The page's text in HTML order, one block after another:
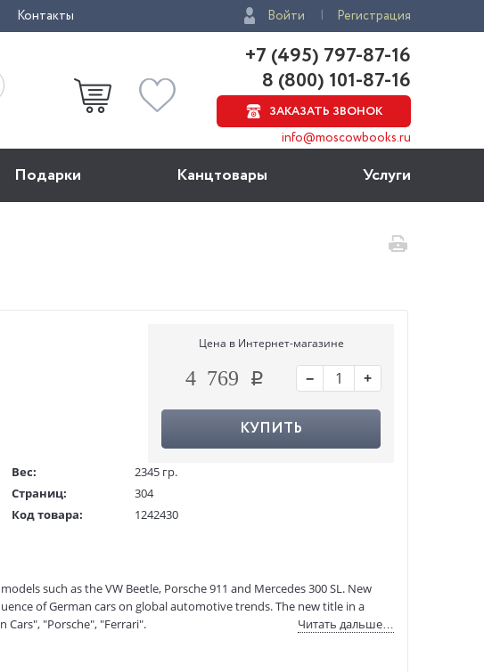
Контакты Войти Регистрация
+7 (495) 797-87-16
8 (800) 101-87-16
ЗАКАЗАТЬ ЗВОНОК
info@moscowbooks.ru
Подарки Канцтовары Услуги
Цена в Интернет-магазине
4 769 − +
КУПИТЬ
Вес:
2345 гр.
Страниц:
304
Код товара:
1242430
such as the VW Beetle, Porsche 911 and Mercedes 300 SL. New
of German cars on global automotive trends. The new title in a
Cars", "Porsche", "Ferrari".
German engineering revolutionized the world of motoring. This
Читать дальше…